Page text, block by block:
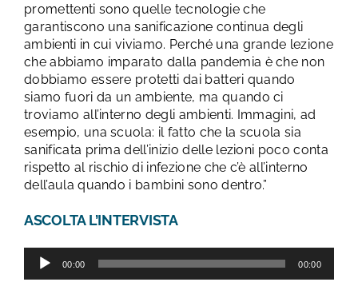
promettenti sono quelle tecnologie che
garantiscono una sanificazione continua degli
ambienti in cui viviamo. Perché una grande lezione
che abbiamo imparato dalla pandemia è che non
dobbiamo essere protetti dai batteri quando
siamo fuori da un ambiente, ma quando ci
troviamo all’interno degli ambienti. Immagini, ad
esempio, una scuola: il fatto che la scuola sia
sanificata prima dell’inizio delle lezioni poco conta
rispetto al rischio di infezione che c’è all’interno
dell’aula quando i bambini sono dentro.”
ASCOLTA L’INTERVISTA
Audio
Player
00:00 00:00